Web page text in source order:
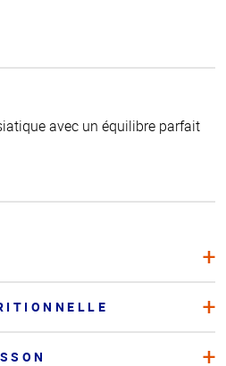
avec un équilibre parfait